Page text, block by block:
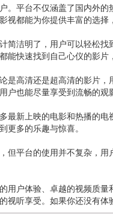
。平台不仅涵盖了国内外
都能为你提供丰富的选择
简洁明了，用户可以轻松
快速找到自己心仪的影片
是高清还是超高清的影片
也能尽量享受到流畅的观
最新上映的电影和热播的
更多的乐趣与惊喜。
但平台的使用并不复杂，
用户体验、卓越的视频质
听享受。如果你还没有